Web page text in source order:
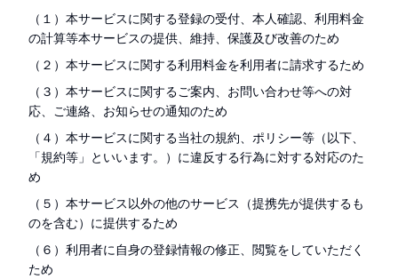
（１）本サービスに関する登録の受付、本人確認、利用料金
の計算等本サービスの提供、維持、保護及び改善のため
（２）本サービスに関する利用料金を利用者に請求するため
（３）本サービスに関するご案内、お問い合わせ等への対
応、ご連絡、お知らせの通知のため
（４）本サービスに関する当社の規約、ポリシー等（以下、
「規約等」といいます。）に違反する行為に対する対応のた
め
（５）本サービス以外の他のサービス（提携先が提供するも
のを含む）に提供するため
（６）利用者に自身の登録情報の修正、閲覧をしていただく
ため